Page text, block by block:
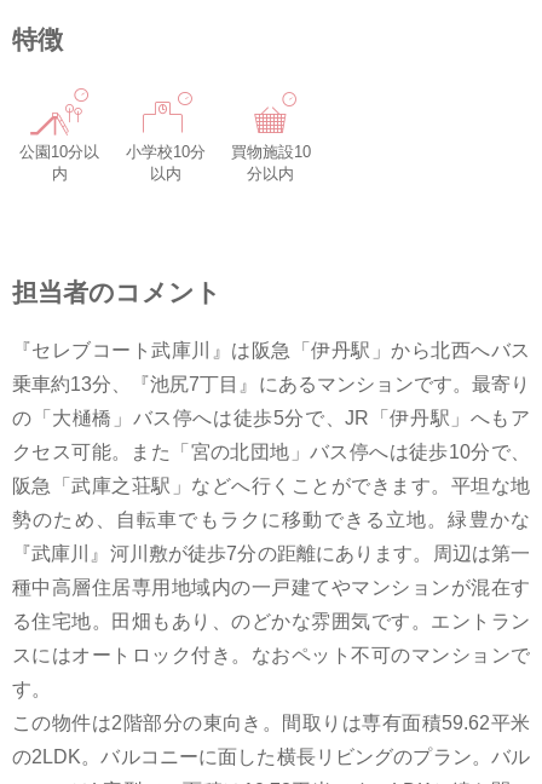
特徴
公園10分以
内
小学校10分
以内
買物施設10
分以内
担当者のコメント
『セレブコート武庫川』は阪急「伊丹駅」から北西へバス
乗車約13分、『池尻7丁目』にあるマンションです。最寄り
の「大樋橋」バス停へは徒歩5分で、JR「伊丹駅」へもア
クセス可能。また「宮の北団地」バス停へは徒歩10分で、
阪急「武庫之荘駅」などへ行くことができます。平坦な地
勢のため、自転車でもラクに移動できる立地。緑豊かな
『武庫川』河川敷が徒歩7分の距離にあります。周辺は第一
種中高層住居専用地域内の一戸建てやマンションが混在す
る住宅地。田畑もあり、のどかな雰囲気です。エントラン
スにはオートロック付き。なおペット不可のマンションで
す。
この物件は2階部分の東向き。間取りは専有面積59.62平米
の2LDK。バルコニーに面した横長リビングのプラン。バル